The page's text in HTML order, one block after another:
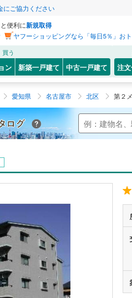
にご協力ください
便利に新規取得
ヤフーショッピングなら「毎日5％」お
買う
ン 新築一戸建て 中古一戸建て 注
愛知県 名古屋市 北区 第２
Yahoo!不動産 マンションカタロ